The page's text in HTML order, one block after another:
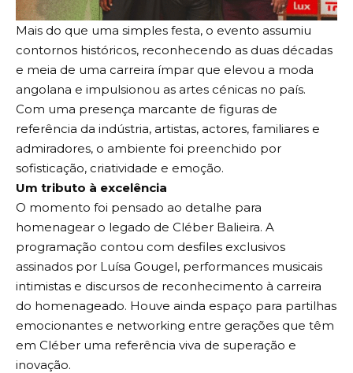
Mais do que uma simples festa, o evento assumiu
contornos históricos, reconhecendo as duas décadas
e meia de uma carreira ímpar que elevou a moda
angolana e impulsionou as artes cénicas no país.
Com uma presença marcante de figuras de
referência da indústria, artistas, actores, familiares e
admiradores, o ambiente foi preenchido por
sofisticação, criatividade e emoção.
Um tributo à excelência
O momento foi pensado ao detalhe para
homenagear o legado de Cléber Balieira. A
programação contou com desfiles exclusivos
assinados por Luísa Gougel, performances musicais
intimistas e discursos de reconhecimento à carreira
do homenageado. Houve ainda espaço para partilhas
emocionantes e networking entre gerações que têm
em Cléber uma referência viva de superação e
inovação.